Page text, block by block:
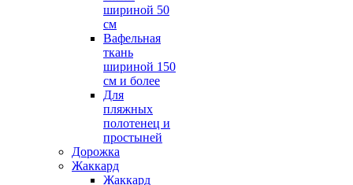
шириной 50
см
Вафельная
ткань
шириной 150
см и более
Для
пляжных
полотенец и
простыней
Дорожка
Жаккард
Жаккард